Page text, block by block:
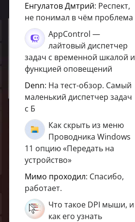
Енгулатов Дмтрий: Респект,
не понимал в чём проблема
AppControl —
лайтовый диспетчер
задач с временной шкалой и
функцией оповещений
Denn: На тест-обзор. Самый
маленький диспетчер задач
с Б
Как скрыть из меню
Проводника Windows
11 опцию «Передать на
устройство»
мимо проходил: Спасибо,
работает.
Что такое DPI мыши, и
как его узнать